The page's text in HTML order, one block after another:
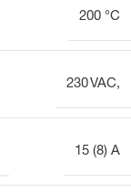
200 °C
230 VAC,
15 (8) A